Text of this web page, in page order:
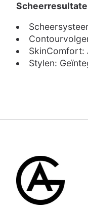
SkinComfort:
Stylen: